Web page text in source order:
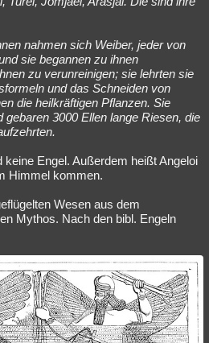
nahmen sich Weiber, jeder von
sie begannen zu ihnen
zu verunreinigen; sie lehrten sie
und das Schneiden von
die heilkräftigen Pflanzen. Sie
3000 Ellen lange Riesen, die
Engel. Außerdem heißt Angeloi
Himmel kommen.
Wesen aus dem
Mythos. Nach den bibl. Engeln